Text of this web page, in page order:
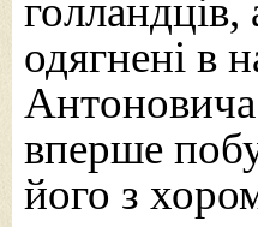
голландців,
одягнені в
вперше
його з